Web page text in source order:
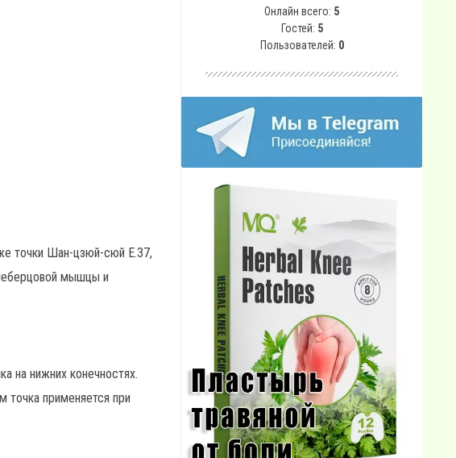
точки Шан-цзюй-сюй Е.37,
мышцы и
на нижних конечностях.
точка применяется при
Онлайн всего: 5
Гостей: 5
Пользователей: 0